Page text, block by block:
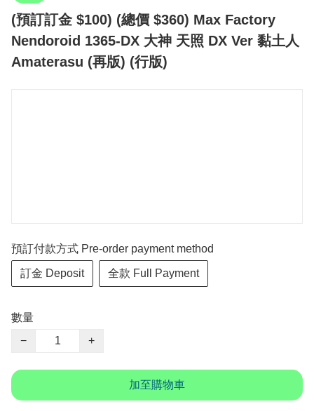
(預訂訂金 $100) (總價 $360) Max Factory
Nendoroid 1365‐DX 大神 天照 DX Ver 黏土人
Amaterasu (再版) (行版)
預訂付款方式 Pre-order payment method
訂金 Deposit 全款 Full Payment
數量
−
+
加至購物車